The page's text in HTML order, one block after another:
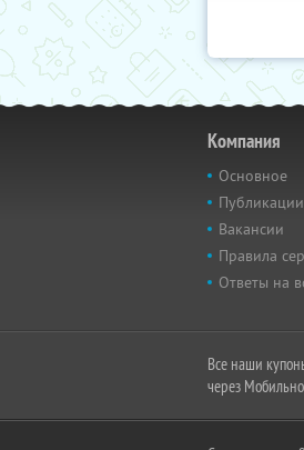
Компания
Основное
Вакансии
Правила
Ответы на
Все наши
через